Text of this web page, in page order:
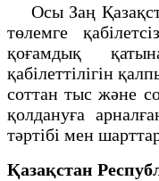
Осы Заң
төлемге
қоғамдық
қабілеттілігін
соттан тыс және
қолдануға
тәртібі мен
Қазақстан